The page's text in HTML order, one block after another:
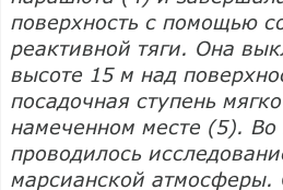
поверхность с помощью
реактивной тяги. Она
высоте 15 м над
посадочная ступень
намеченном месте (5). Во
проводилось
марсианской атмосферы.